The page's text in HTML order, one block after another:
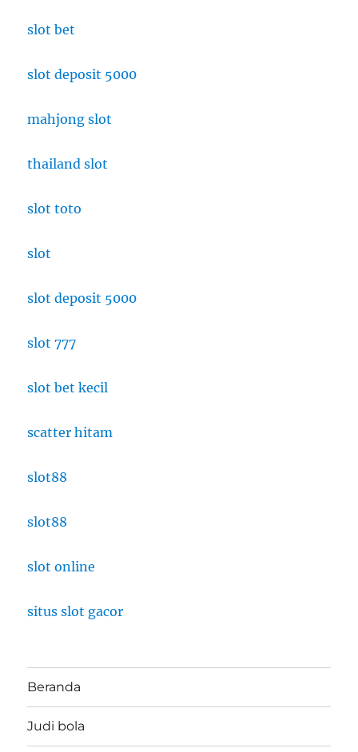
slot bet
slot deposit 5000
mahjong slot
thailand slot
slot toto
slot
slot deposit 5000
slot 777
slot bet kecil
scatter hitam
slot88
slot88
slot online
situs slot gacor
Beranda
Judi bola